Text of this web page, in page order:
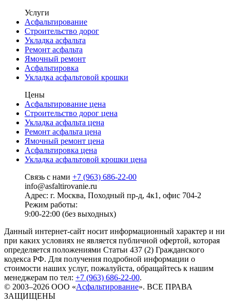
Услуги
Асфальтирование
Строительство дорог
Укладка асфальта
Ремонт асфальта
Ямочный ремонт
Асфальтировка
Укладка асфальтовой крошки
Цены
Асфальтирование цена
Строительство дорог цена
Укладка асфальта цена
Ремонт асфальта цена
Ямочный ремонт цена
Асфальтировка цена
Укладка асфальтовой крошки цена
Связь с нами +7 (963) 686-22-00
info@asfaltirovanie.ru
Адрес: г. Москва, Походный пр-д, 4к1, офис 704-2
Режим работы:
9:00-22:00 (без выходных)
Данный интернет-сайт носит информационный характер и ни
при каких условиях не является публичной офертой, которая
определяется положениями Статьи 437 (2) Гражданского
кодекса РФ. Для получения подробной информации о
стоимости наших услуг, пожалуйста, обращайтесь к нашим
менеджерам по тел: +7 (963) 686-22-00.
© 2003–2026 ООО «Асфальтирование». ВСЕ ПРАВА
ЗАЩИЩЕНЫ